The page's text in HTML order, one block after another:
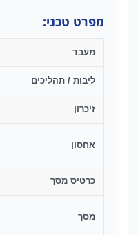
מפרט טכני:
מעבד
ליבות / תהליכים
זיכרון
אחסון
כרטיס מסך
מסך